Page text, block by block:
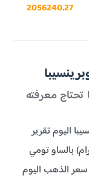
2056240.27
معرفته
اليوم تقرير
بالساو تومي
لكم سعر الذهب اليوم